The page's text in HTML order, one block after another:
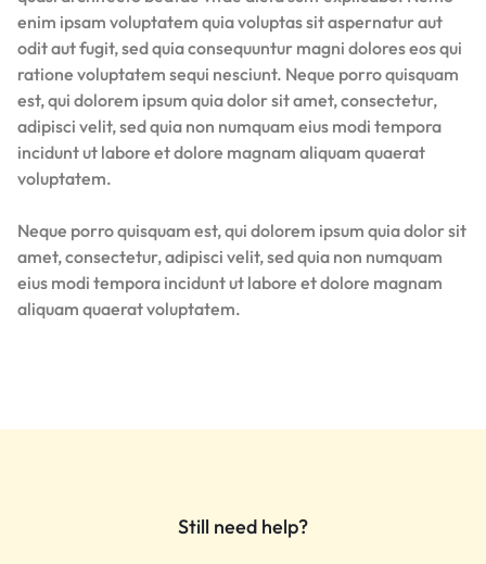
enim ipsam voluptatem quia voluptas sit aspernatur aut
odit aut fugit, sed quia consequuntur magni dolores eos qui
ratione voluptatem sequi nesciunt. Neque porro quisquam
est, qui dolorem ipsum quia dolor sit amet, consectetur,
adipisci velit, sed quia non numquam eius modi tempora
incidunt ut labore et dolore magnam aliquam quaerat
voluptatem.
Neque porro quisquam est, qui dolorem ipsum quia dolor sit
amet, consectetur, adipisci velit, sed quia non numquam
eius modi tempora incidunt ut labore et dolore magnam
aliquam quaerat voluptatem.
Still need help?